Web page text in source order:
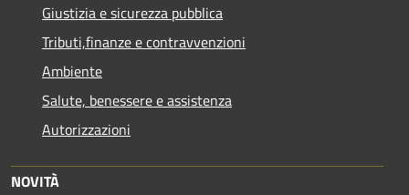
Giustizia e sicurezza pubblica
Tributi,finanze e contravvenzioni
Ambiente
Salute, benessere e assistenza
Autorizzazioni
NOVITÀ